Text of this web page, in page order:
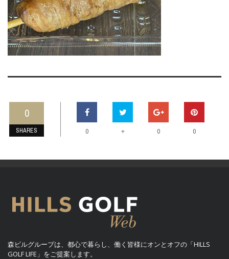
0
SHARES 0 + 0 0
森ビルグループは、都心で暮らし、働く皆様にオンとオフの「HILLS
GOLF LIFE」をご提案します。